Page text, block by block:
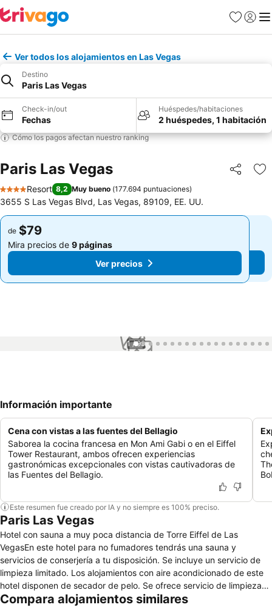
Favoritos
Iniciar
Ver todos los alojamientos en Las Vegas
Destino
Paris Las Vegas
Check-in/out
Fechas
Huéspedes/habitaciones
2 huéspedes, 1 habitación
Cómo los pagos afectan nuestro ranking
Paris Las Vegas Compartir
4 Estrellas
Resort 8,2 Muy bueno (177.694 puntuaciones)
3655 S Las Vegas Blvd, Las Vegas, 89109, EE. UU.
de $79
Mira precios de 9 páginas
Ver precios
de $79
Mira precios de 9 páginas
Ver precios
1 / 99
Información importante
Cena con vistas a las fuentes del Bellagio
Saborea la cocina francesa en Mon Ami Gabi o en el Eiffel
Tower Restaurant, ambos ofrecen experiencias
gastronómicas excepcionales con vistas cautivadoras de
las Fuentes del Bellagio.
Este resumen fue creado por IA y no siempre es 100% preciso.
Paris Las Vegas
Hotel con sauna a muy poca distancia de Torre Eiffel de Las
VegasEn este hotel para no fumadores tendrás una sauna y
servicios de conserjería a tu disposición. Se incluye un servicio de
limpieza limitado. Los alojamientos con aire acondicionado de este
hotel disponen de secador de pelo. Se ofrece servicio de limpieza
de forma limitada. Los servicios de ocio y esparcimiento en este
Compara alojamientos similares